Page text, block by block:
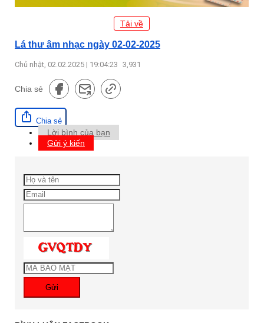
Tải về
Lá thư âm nhạc ngày 02-02-2025
Chủ nhật, 02.02.2025 | 19:04:23 3,931
Chia sẻ
Chia sẻ
Lời bình của bạn
Gửi ý kiến
Gửi